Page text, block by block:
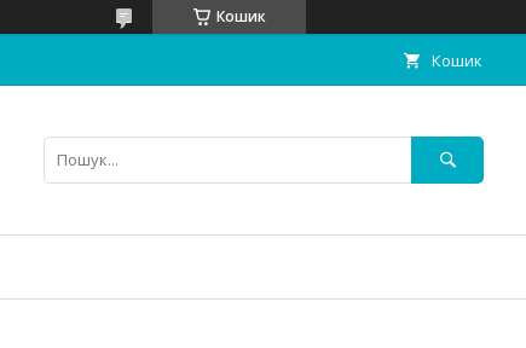
Кошик
Кошик